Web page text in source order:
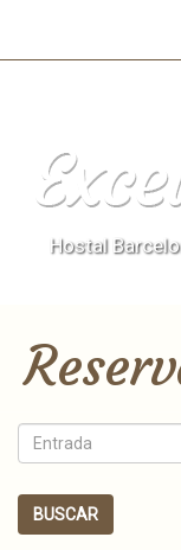
Hostal
BUSCAR